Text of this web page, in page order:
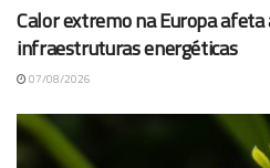
Calor extremo na Europa
infraestruturas energéticas
07/08/2026